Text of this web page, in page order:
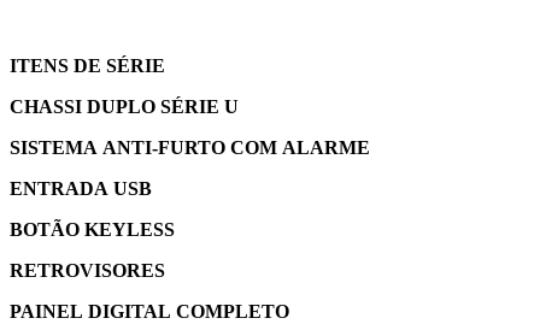
ITENS DE SÉRIE
CHASSI DUPLO SÉRIE U
SISTEMA ANTI-FURTO COM ALARME
ENTRADA USB
BOTÃO KEYLESS
RETROVISORES
PAINEL DIGITAL COMPLETO